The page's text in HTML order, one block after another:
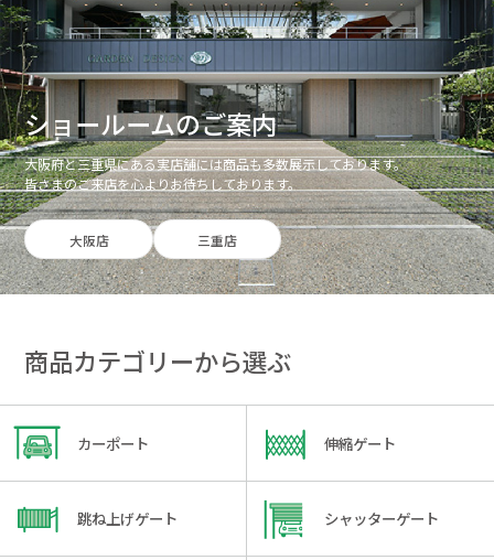
ショールームのご案内
大阪府と三重県にある実店舗には商品も多数展示しております。
皆さまのご来店を心よりお待ちしております。
大阪店 三重店
商品カテゴリーから選ぶ
カーポート 伸縮ゲート
跳ね上げゲート シャッターゲート